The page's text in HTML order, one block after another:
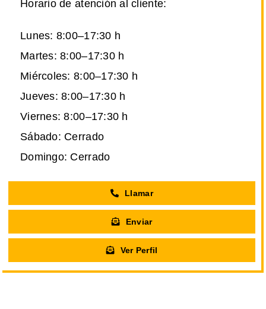
Horario de atención al cliente:
Lunes: 8:00–17:30 h
Martes: 8:00–17:30 h
Miércoles: 8:00–17:30 h
Jueves: 8:00–17:30 h
Viernes: 8:00–17:30 h
Sábado: Cerrado
Domingo: Cerrado
Llamar
Enviar
Ver Perfil